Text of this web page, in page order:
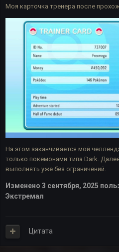
Моя карточка тренера после
На этом заканчивается мой
только покемонами типа Dark.
выполнять уже без ограничений.
Изменено 3 сентября, 2025
Экстремал
Цитата